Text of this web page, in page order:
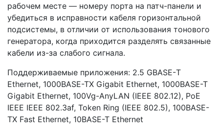
рабочем месте — номеру порта на патч-панели и
убедиться в исправности кабеля горизонтальной
подсистемы, в отличии от использования тонового
генератора, когда приходится разделять связанные
кабели из-за слабого сигнала.
Поддерживаемые приложения: 2.5 GBASE-Т
Ethernet, 1000BASE-TX Gigabit Ethernet, 1000BASE-T
Gigabit Ethernet, 100Vg-AnyLAN (IEEE 802.12), PoE
IEEE IEEE 802.3af, Token Ring (IEEE 802.5), 100BASE-
TX Fast Ethernet, 10BASE-T Ethernet